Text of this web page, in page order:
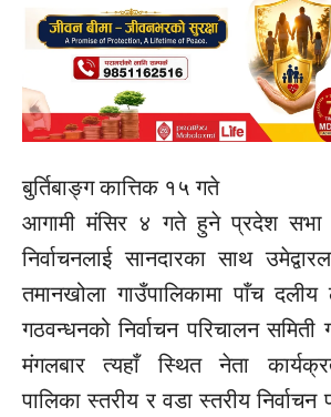
बुर्तिबाङ्ग कात्तिक १५ गते
आगामी मंसिर ४ गते हुने प्रदेश सभा
निर्वाचनलाई सानदारका साथ
तमानखोला गाउँपालिकामा पाँच दलीय
गठवन्धनको निर्वाचन परिचालन समिती
मंगलबार त्यहाँ स्थित नेता
पालिका स्तरीय र वडा स्तरीय निर्वाचन